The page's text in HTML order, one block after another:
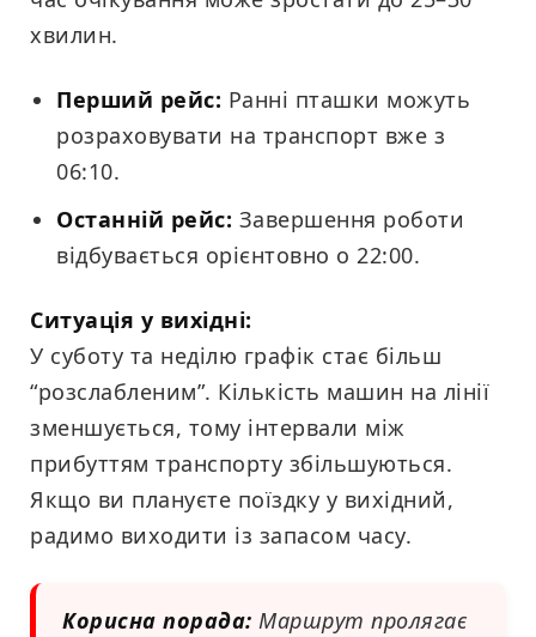
хвилин.
Перший рейс: Ранні пташки можуть
розраховувати на транспорт вже з
06:10.
Останній рейс: Завершення роботи
відбувається орієнтовно о 22:00.
Ситуація у вихідні:
У суботу та неділю графік стає більш
“розслабленим”. Кількість машин на лінії
зменшується, тому інтервали між
прибуттям транспорту збільшуються.
Якщо ви плануєте поїздку у вихідний,
радимо виходити із запасом часу.
Корисна порада: Маршрут пролягає